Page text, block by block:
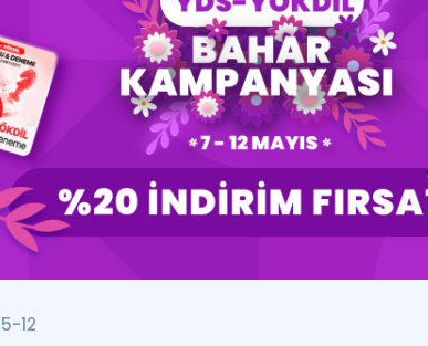
Eğitim
Blog
YDS -
12